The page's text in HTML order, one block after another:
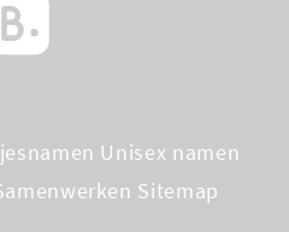
Unisex namen
Sitemap